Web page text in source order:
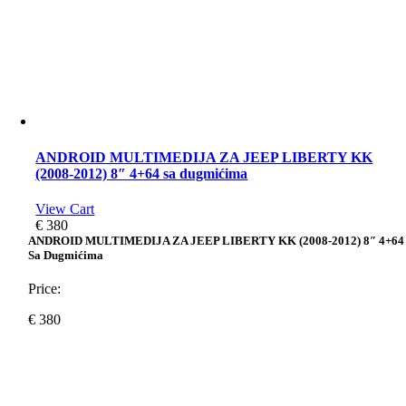
ANDROID MULTIMEDIJA ZA JEEP LIBERTY KK
(2008-2012) 8″ 4+64 sa dugmićima
View Cart
€ 380
ANDROID MULTIMEDIJA ZA JEEP LIBERTY KK (2008-2012) 8″ 4+64
Sa Dugmićima
Price:
€ 380